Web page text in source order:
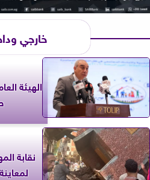
خارجي
الهيئة
نقابة